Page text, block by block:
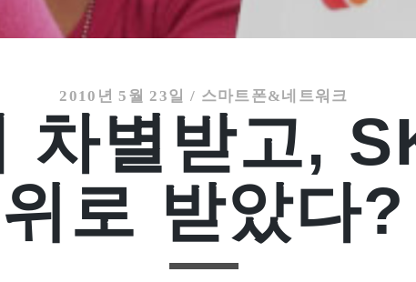
2010년 5월 23일 / 스마트폰&네트워크
차별받고,
위로 받았다?